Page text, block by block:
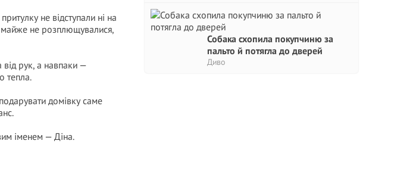
Собака схопила покупчиню за
пальто й потягла до дверей
Диво
не відступали ні на
майже не розплющувалися,
від рук, а навпаки —
тепла.
домівку саме
іменем — Діна.